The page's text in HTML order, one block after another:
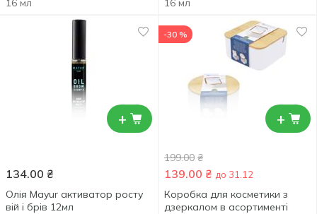
16 мл
16 мл
+
134.00 ₴
Олія Mayur активатор росту
вій і брів 12мл
+
-30 %
199.00 ₴
139.00 ₴ до 31.12
Коробка для косметики з
дзеркалом в асортименті